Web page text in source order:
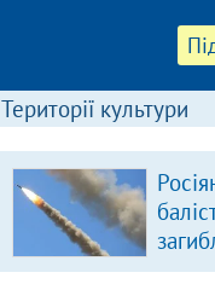
Території культури